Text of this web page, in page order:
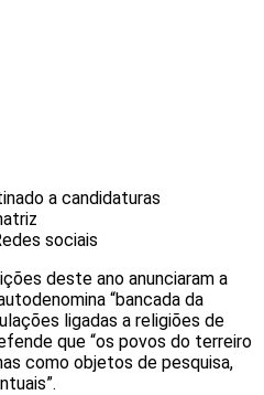
a candidaturas
sociais
deste ano anunciaram a
“bancada da
ligadas a religiões de
que “os povos do terreiro
como objetos de pesquisa,